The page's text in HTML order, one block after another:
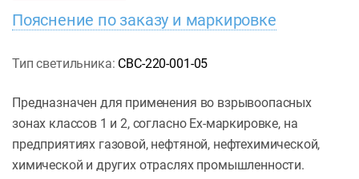
Пояснение по заказу и маркировке
Тип светильника: СВС-220-001-05
Предназначен для применения во взрывоопасных
зонах классов 1 и 2, согласно Ех-маркировке, на
предприятиях газовой, нефтяной, нефтехимической,
химической и других отраслях промышленности.